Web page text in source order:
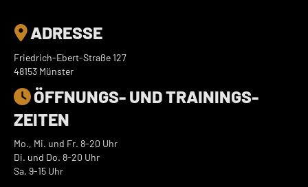
 ADRESSE
Friedrich-Ebert-Straße 127
48153 Münster
ÖFFNUNGS- UND TRAININGS­
ZEITEN
Mo., Mi. und Fr. 8-20 Uhr
Di. und Do. 8-20 Uhr
Sa. 9-15 Uhr